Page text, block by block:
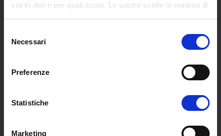
vostri dati e per quali scopi. Le vostre scelte in materia di
privacy sono applicabili solo su questa proprietà digitale
modificare o revocare il proprio consenso in qualsiasi
momento dalla Dichiarazione sui cookie o facendo clic
raccogliere informazioni sulla tua posizione
geografica, con un'approssimazione di qualche
delNecessari
Preferenze
Statistiche
Marketing
Qualifying educational programs for initial teacher training,
DPCM 4/8/23